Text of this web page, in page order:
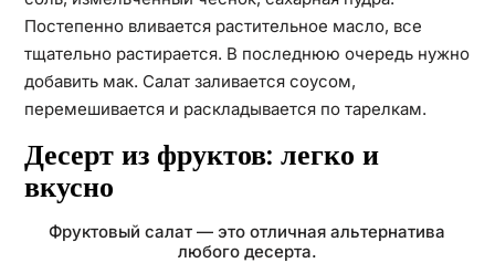
Постепенно вливается растительное масло, все
тщательно растирается. В последнюю очередь нужно
добавить мак. Салат заливается соусом,
перемешивается и раскладывается по тарелкам.
Десерт из фруктов: легко и
вкусно
Фруктовый салат — это отличная альтернатива
любого десерта.